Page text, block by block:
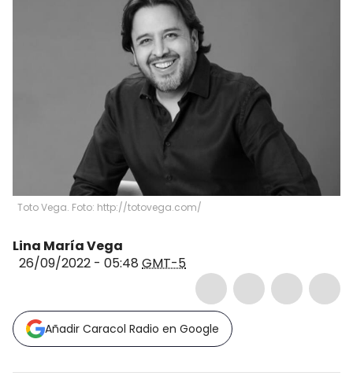
Toto Vega. Foto: http://totovega.com/
Lina María Vega
26/09/2022 - 05:48 GMT-5
Añadir Caracol Radio en Google